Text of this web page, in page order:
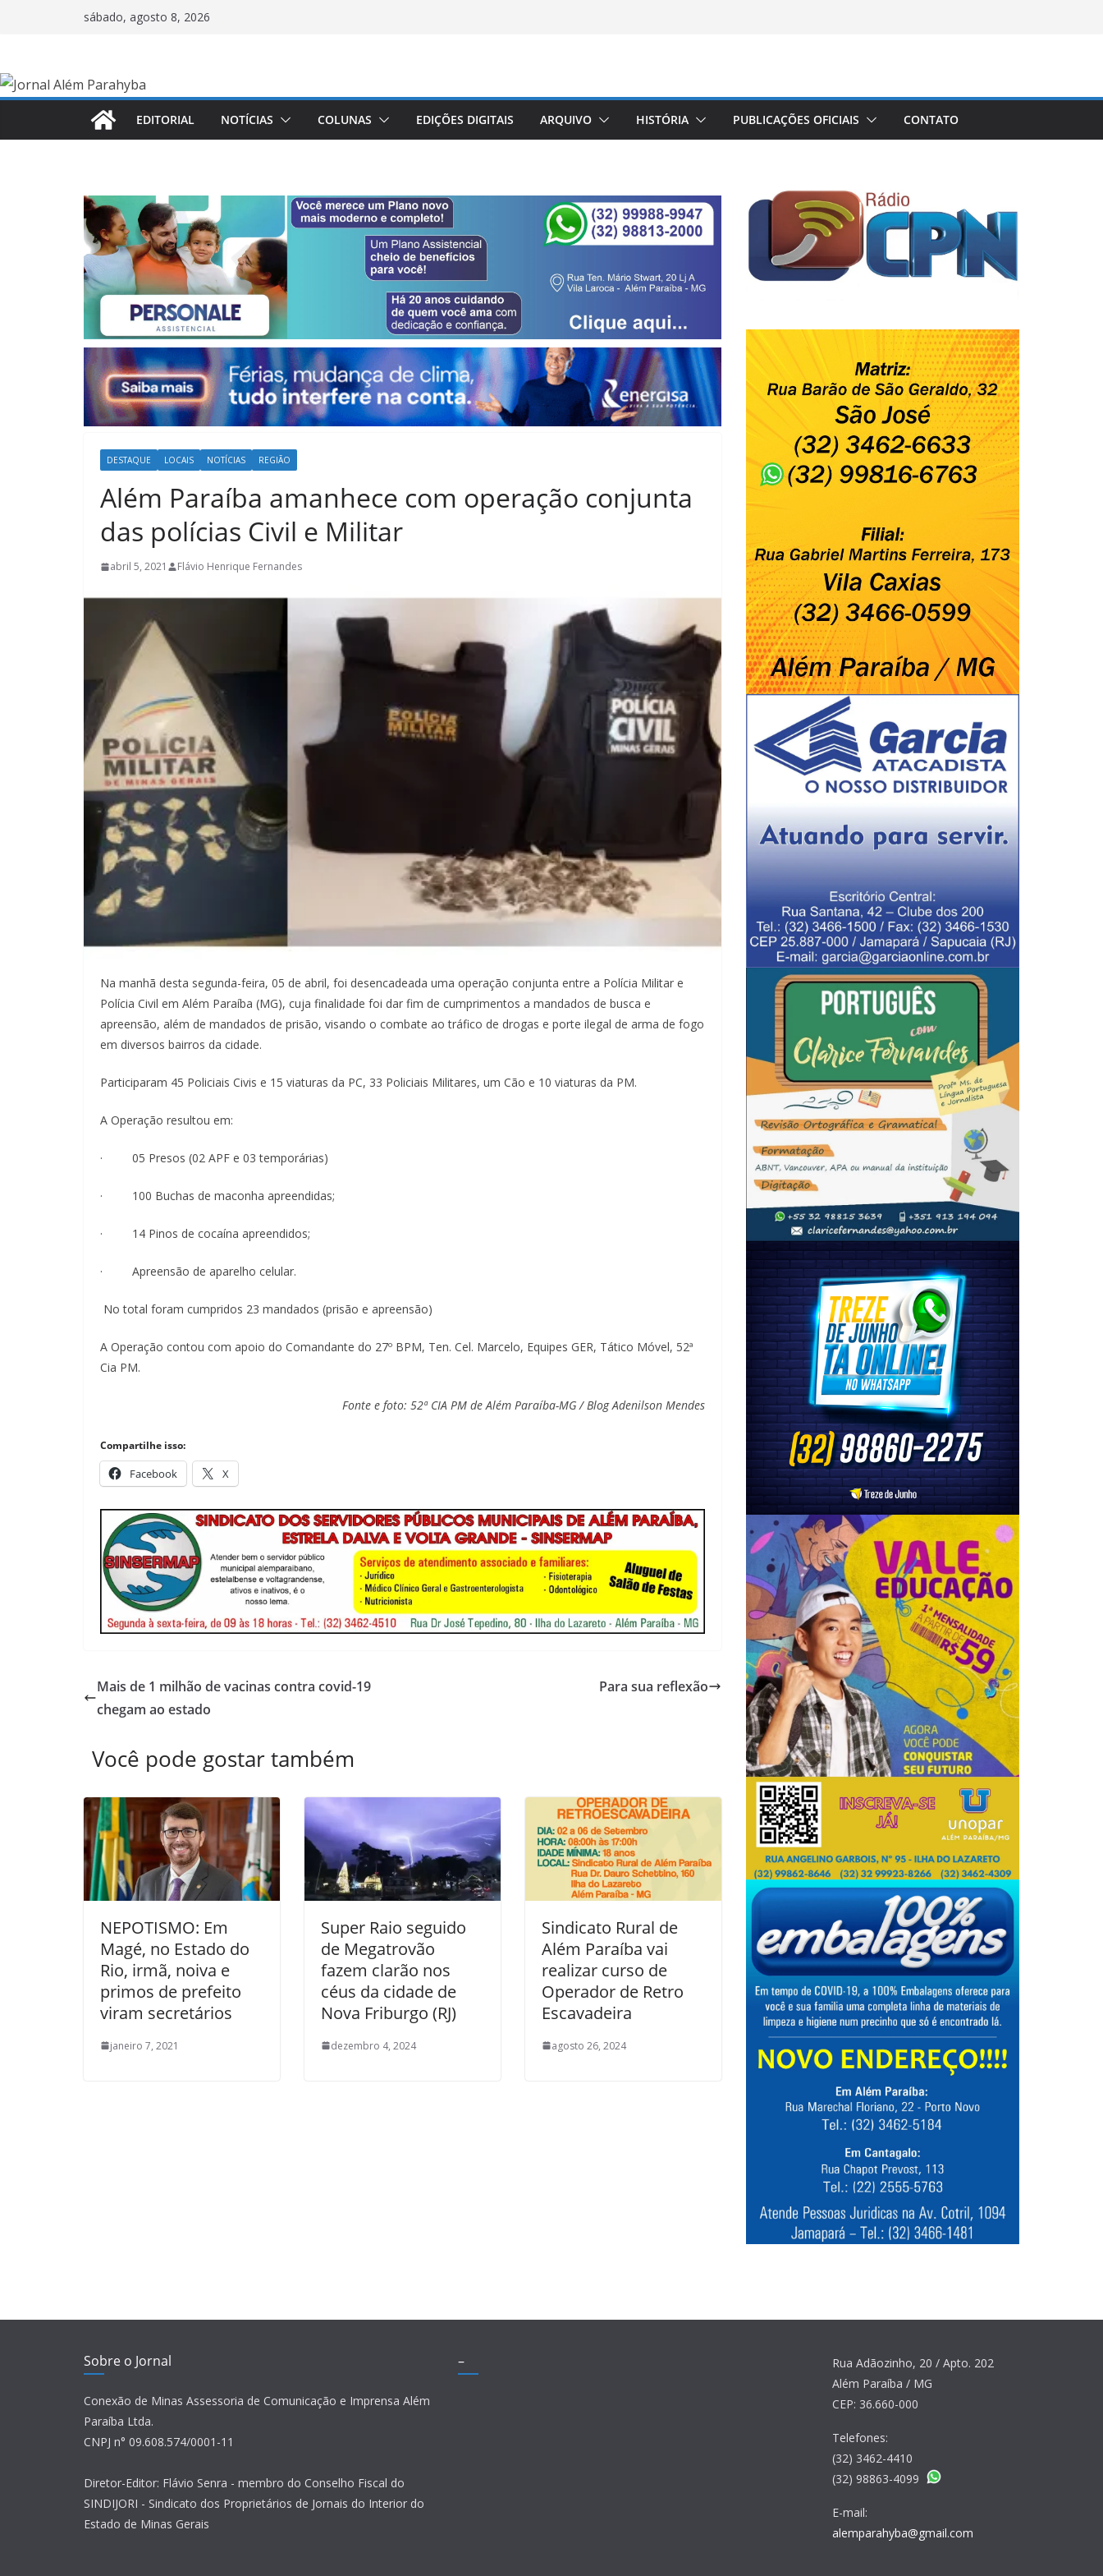
conteúdo
sábado, agosto 8, 2026
EDITORIAL NOTÍCIAS COLUNAS EDIÇÕES DIGITAIS ARQUIVO HISTÓRIA PUBLICAÇÕES OFICIAIS CONTATO
DESTAQUE LOCAIS NOTÍCIAS REGIÃO
Além Paraíba amanhece com operação conjunta
das polícias Civil e Militar
abril 5, 2021 Flávio Henrique Fernandes
Na manhã desta segunda-feira, 05 de abril, foi desencadeada uma operação conjunta entre a Polícia Militar e
Polícia Civil em Além Paraíba (MG), cuja finalidade foi dar fim de cumprimentos a mandados de busca e
apreensão, além de mandados de prisão, visando o combate ao tráfico de drogas e porte ilegal de arma de fogo
em diversos bairros da cidade.
Participaram 45 Policiais Civis e 15 viaturas da PC, 33 Policiais Militares, um Cão e 10 viaturas da PM.
A Operação resultou em:
· 05 Presos (02 APF e 03 temporárias)
· 100 Buchas de maconha apreendidas;
· 14 Pinos de cocaína apreendidos;
· Apreensão de aparelho celular.
No total foram cumpridos 23 mandados (prisão e apreensão)
A Operação contou com apoio do Comandante do 27º BPM, Ten. Cel. Marcelo, Equipes GER, Tático Móvel, 52ª
Cia PM.
Fonte e foto: 52ª CIA PM de Além Paraíba-MG / Blog Adenilson Mendes
Compartilhe isso:
Facebook X
Mais de 1 milhão de vacinas contra covid-19
chegam ao estado
Para sua reflexão
Você pode gostar também
NEPOTISMO: Em
Magé, no Estado do
Rio, irmã, noiva e
primos de prefeito
viram secretários
janeiro 7, 2021
Super Raio seguido
de Megatrovão
fazem clarão nos
céus da cidade de
Nova Friburgo (RJ)
dezembro 4, 2024
Sindicato Rural de
Além Paraíba vai
realizar curso de
Operador de Retro
Escavadeira
agosto 26, 2024
Sobre o Jornal
Conexão de Minas Assessoria de Comunicação e Imprensa Além
Paraíba Ltda.
CNPJ n° 09.608.574/0001-11
Diretor-Editor: Flávio Senra - membro do Conselho Fiscal do
SINDIJORI - Sindicato dos Proprietários de Jornais do Interior do
Estado de Minas Gerais
–
Rua Adãozinho, 20 / Apto. 202
Além Paraíba / MG
CEP: 36.660-000
Telefones:
(32) 3462-4410
(32) 98863-4099
E-mail:
alemparahyba@gmail.com